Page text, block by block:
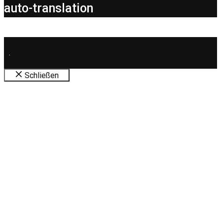
auto-translation
.
Schließen